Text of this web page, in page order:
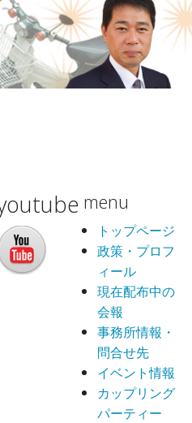
menu
トップページ
政策・プロフ
ィール
現在配布中の
会報
事務所情報・
問合せ先
イベント情報
カップリング
パーティー